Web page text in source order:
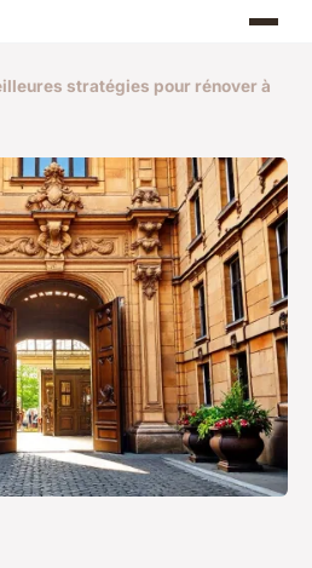
stratégies pour rénover à